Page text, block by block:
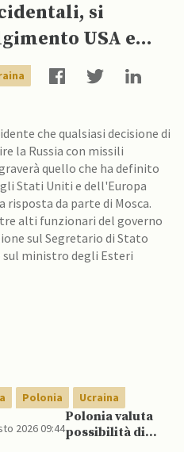
si
USA e
che qualsiasi decisione di
la Russia con missili
quello che ha definito
Stati Uniti e dell'Europa
risposta da parte di Mosca.
alti funzionari del governo
sul Segretario di Stato
ministro degli Esteri
Polonia Ucraina
2026 09:44
Polonia valuta
possibilità di